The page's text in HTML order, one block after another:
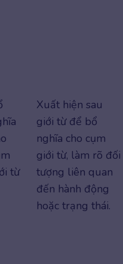
từ
Xuất hiện sau
giới từ để bổ
nghĩa cho cụm
giới từ, làm rõ đối
tượng liên quan
đến hành động
hoặc trạng thái.